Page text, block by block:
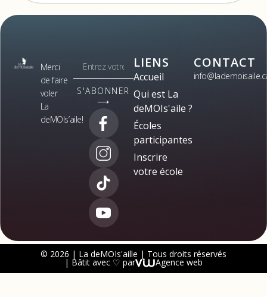
Merci
de faire
voler
La
deMOIs’aile!
S'ABONNER
⟶
LIENS
Accueil
Qui est La
deMOIs'aile ?
Écoles
participantes
Inscrire
votre école
CONTACT
© 2026 | La deMOIs'aille | Tous droits réservés
| Bâtit avec ♡ par Agence web